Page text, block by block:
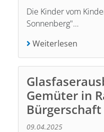
Die Kinder vom
Sonnenberg"…
Weiterlesen
Gemüter in
Bürgerschaft
09.04.2025